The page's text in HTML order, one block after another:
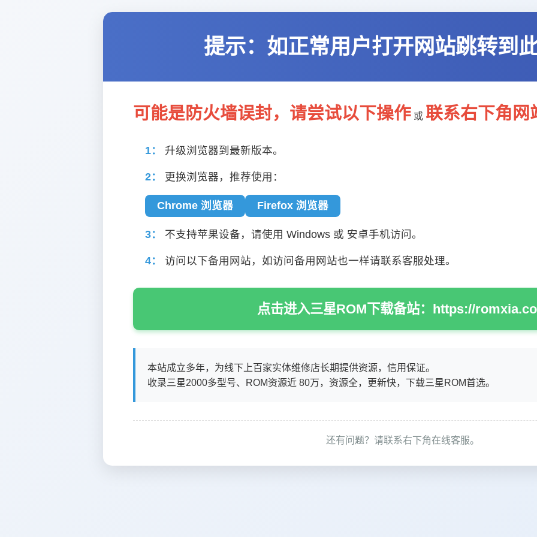
提示：如正常用户打开网站跳转到
可能是防火墙误封，请尝试以下操作 或 联系右下角网
1： 升级浏览器到最新版本。
2： 更换浏览器，推荐使用：
Chrome 浏览器 Firefox 浏览器
3： 不支持苹果设备，请使用 Windows 或 安卓手机访问。
4： 访问以下备用网站，如访问备用网站也一样请联系客服处理。
点击进入三星ROM下载备站：https://
本站成立多年，为线下上百家实体维修店长期提供资源，信用保证。
收录三星2000多型号、ROM资源近 80万，资源全，更新快，下载三星ROM首选。
还有问题？请联系右下角在线客服。